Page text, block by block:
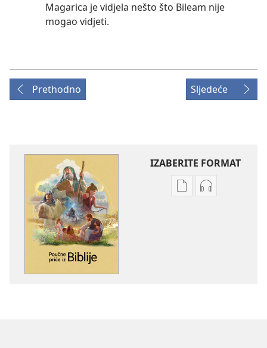
Magarica je vidjela nešto što Bileam nije
mogao vidjeti.
Prethodno Sljedeće
IZABERITE FORMAT
PostavkePostavke